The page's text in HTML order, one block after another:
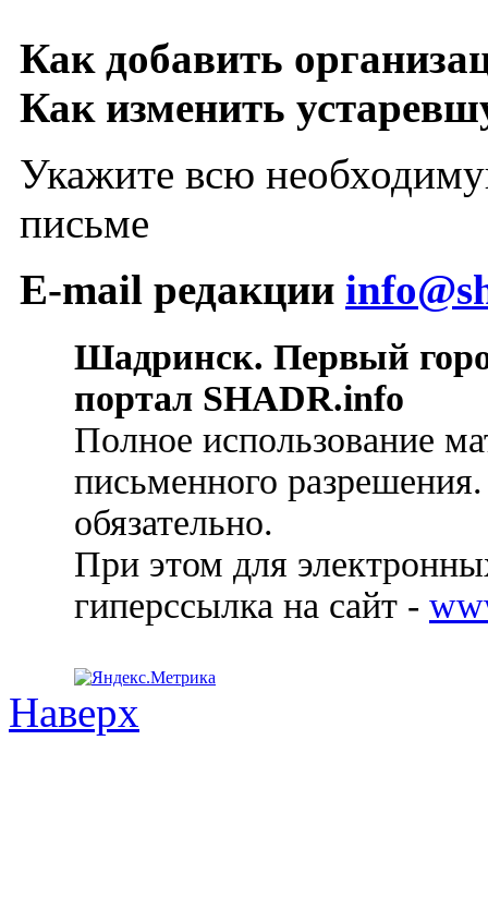
Как добавить
Как изменить
Укажите всю
письме
E-mail редакции
Шадринск. Первый
портал SHADR.info
Полное использование
письменного
обязательно.
При этом для
гиперссылка на сайт -
Наверх